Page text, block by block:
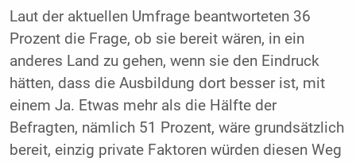
Laut der aktuellen Umfrage beantworteten 36
Prozent die Frage, ob sie bereit wären, in ein
anderes Land zu gehen, wenn sie den Eindruck
hätten, dass die Ausbildung dort besser ist, mit
einem Ja. Etwas mehr als die Hälfte der
Befragten, nämlich 51 Prozent, wäre grundsätzlich
bereit, einzig private Faktoren würden diesen Weg